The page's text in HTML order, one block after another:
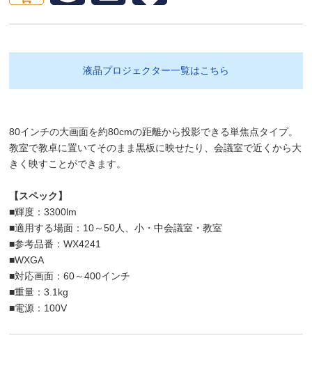
液晶プロジェクター一覧はこちら
80インチの大画面を約80cmの距離から投影できる単焦点タイプ。
教室で教卓に置いてそのまま黒板に映せたり、会議室で近くから大
きく映すことができます。
【スペック】
■輝度：3300lm
■適用する場面：10～50人、小・中会議室・教室
■参考品番：WX4241
■WXGA
■対応画面：60～400インチ
■重量：3.1kg
■電源：100V